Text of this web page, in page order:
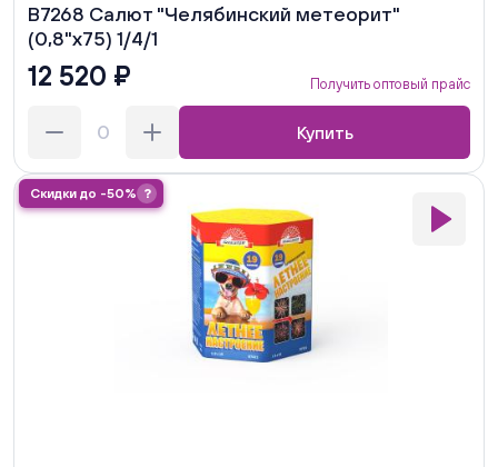
В7268 Салют "Челябинский метеорит"
(0,8"х75) 1/4/1
12 520 ₽ Получить оптовый прайс
Купить
Скидки до -50% ?